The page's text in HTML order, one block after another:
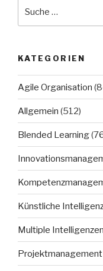
KATEGORIEN
Agile Organisation
Allgemein (512)
Blended Learning
Künstliche
Multiple Intelligenzen
Projektmanagement